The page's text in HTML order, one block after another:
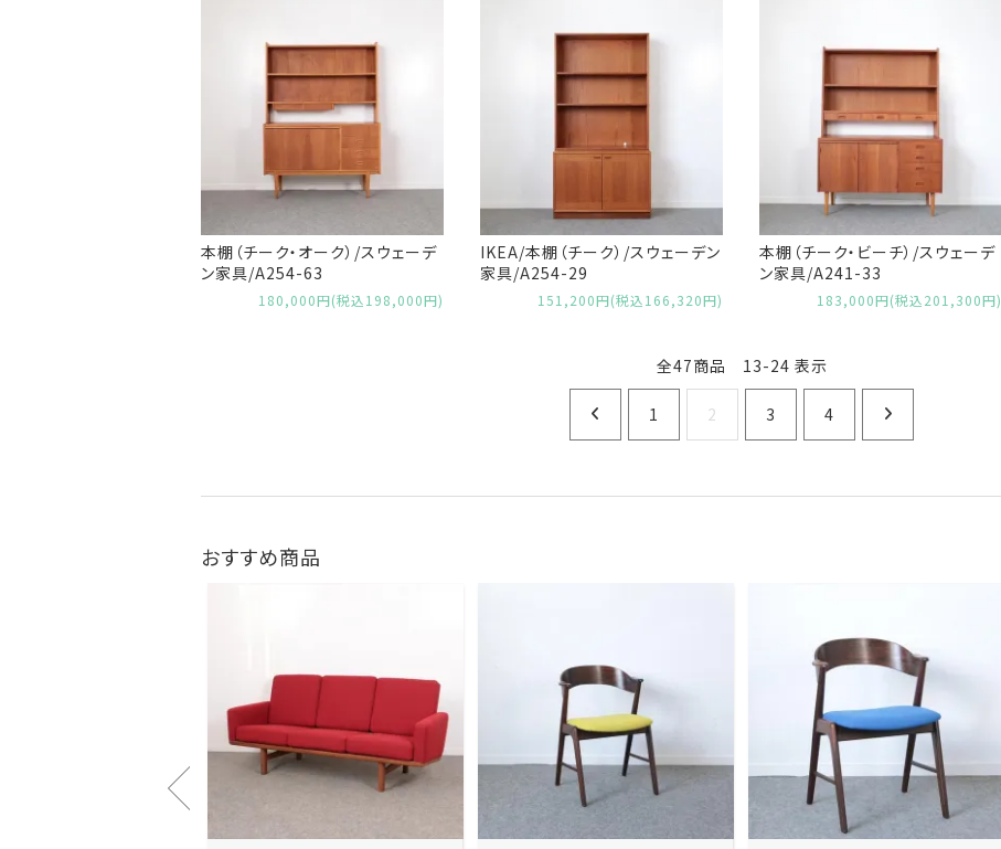
本棚（チーク・オーク）/スウェーデ
ン家具/A254-63
180,000円(税込198,000円)
IKEA/本棚（チーク）/スウェーデン
家具/A254-29
151,200円(税込166,320円)
本棚（チーク・ビーチ）/スウェーデ
ン家具/A241-33
183,000円(税込201,300円)
全47商品 13-24 表示
1 2 3 4
おすすめ商品